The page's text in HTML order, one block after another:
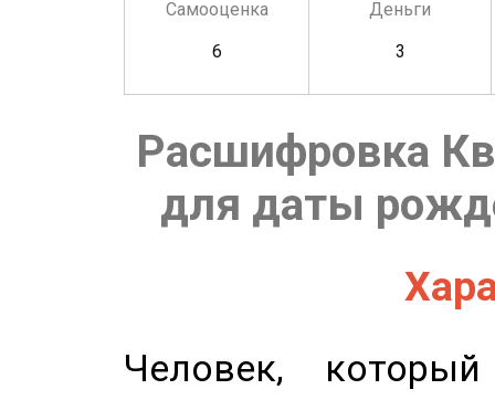
Самооценка
6
Деньги
3
Расшифровка
для даты
Человек,